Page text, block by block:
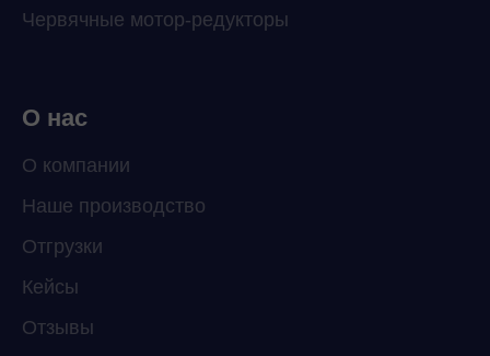
Червячные мотор-редукторы
О нас
О компании
Наше производство
Отгрузки
Кейсы
Отзывы